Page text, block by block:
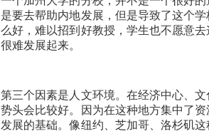
是要去帮助内地发展，但是导致了这个
么好，难以招到好教授，学生也不愿意
很难发展起来。
第三个因素是人文环境。在经济中心、
势头会比较好。因为在这种地方集中了
发展的基础。像纽约、芝加哥、洛杉矶